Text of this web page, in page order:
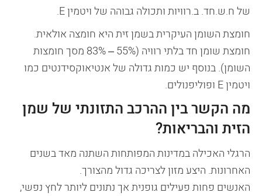
של ח.ש.חד. ב.רוויות ותכולה גבוהה של ויטמין E.
חומצת השומן העיקרית בשמן זית היא חומצה אולאית.
חומצת שומן חד בלתי רוויה (55% – 83% מסך חומצות
השומן). בנוסף יש כמות גדולה של אנטיאוקסידנטים כמו
ויטמין E ופוליפנולים.
מה הקשר בין ההרכב התזונתי של שמן
הזית והבריאות?
הרגלי האכילה במדינות המפותחות השתנה מאד בשנים
האחרונות. היצע מזון לצריכה גדול מהצורך.
האנשים פחות פעילים גופנית אך נתונים ליותר לחץ נפשי,